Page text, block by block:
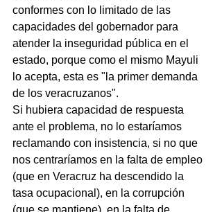
conformes con lo limitado de las
capacidades del gobernador para
atender la inseguridad pública en el
estado, porque como el mismo Mayuli
lo acepta, esta es "la primer demanda
de los veracruzanos".
Si hubiera capacidad de respuesta
ante el problema, no lo estaríamos
reclamando con insistencia, si no que
nos centraríamos en la falta de empleo
(que en Veracruz ha descendido la
tasa ocupacional), en la corrupción
(que se mantiene), en la falta de